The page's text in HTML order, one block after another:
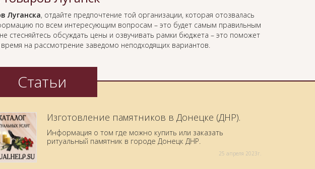
Луганска, отдайте предпочтение той организации, которая отозвалась
по всем интересующим вопросам – это будет самым правильным
стесняйтесь обсуждать цены и озвучивать рамки бюджета – это поможет
время на рассмотрение заведомо неподходящих вариантов.
Статьи
Изготовление памятников в Донецке (ДНР).
Информация о том где можно купить или заказать
ритуальный памятник в городе Донецк ДНР.
25 aпреля 2023г.